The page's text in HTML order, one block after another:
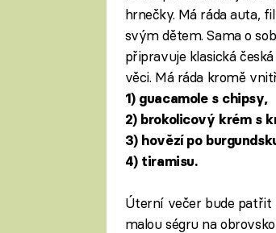
hrnečky. Má ráda auta,
svým dětem. Sama o
připravuje klasická
věci. Má ráda kromě
1) guacamole s chipsy,
2) brokolicový krém s
3) hovězí po
4) tiramisu.
Úterní večer bude patřit
malou ségru na